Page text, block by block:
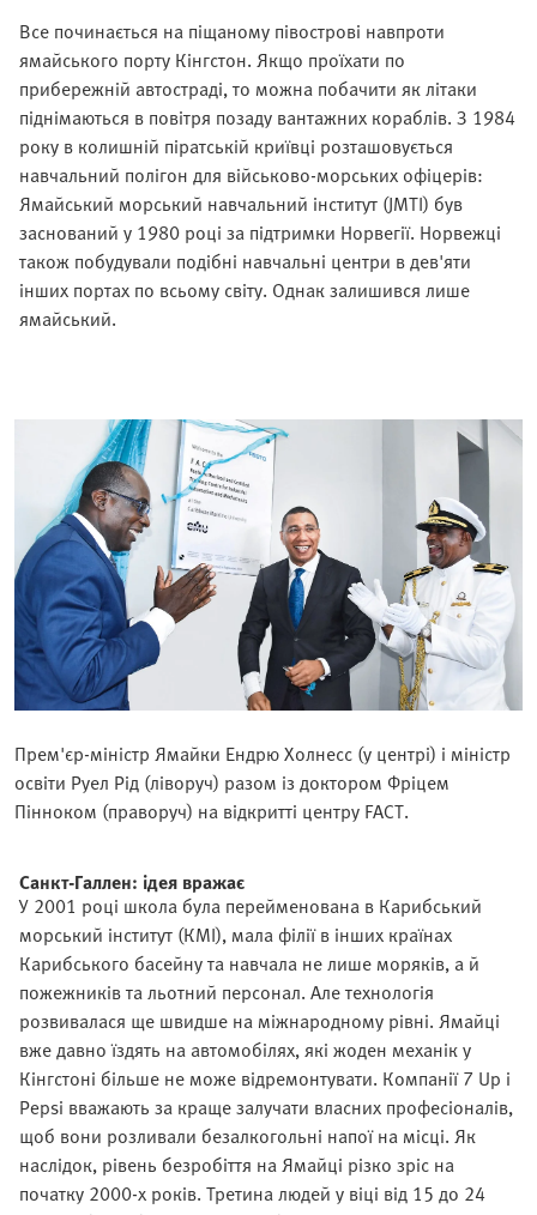
Все починається на піщаному півострові навпроти
ямайського порту Кінгстон. Якщо проїхати по
прибережній автостраді, то можна побачити як літаки
піднімаються в повітря позаду вантажних кораблів. З 1984
року в колишній піратській криївці розташовується
навчальний полігон для військово-морських офіцерів:
Ямайський морський навчальний інститут (JMTI) був
заснований у 1980 році за підтримки Норвегії. Норвежці
також побудували подібні навчальні центри в дев'яти
інших портах по всьому світу. Однак залишився лише
ямайський.
Прем'єр-міністр Ямайки Ендрю Холнесс (у центрі) і міністр
освіти Руел Рід (ліворуч) разом із доктором Фріцем
Пінноком (праворуч) на відкритті центру FACT.
Санкт-Галлен: ідея вражає
У 2001 році школа була перейменована в Карибський
морський інститут (КMI), мала філії в інших країнах
Карибського басейну та навчала не лише моряків, а й
пожежників та льотний персонал. Але технологія
розвивалася ще швидше на міжнародному рівні. Ямайці
вже давно їздять на автомобілях, які жоден механік у
Кінгстоні більше не може відремонтувати. Компанії 7 Up і
Pepsi вважають за краще залучати власних професіоналів,
щоб вони розливали безалкогольні напої на місці. Як
наслідок, рівень безробіття на Ямайці різко зріс на
початку 2000-х років. Третина людей у віці від 15 до 24